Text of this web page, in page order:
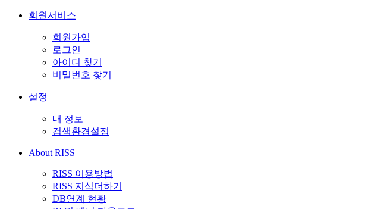
회원서비스
회원가입
로그인
아이디 찾기
비밀번호 찾기
설정
내 정보
검색환경설정
About RISS
RISS 이용방법
RISS 지식더하기
DB연계 현황